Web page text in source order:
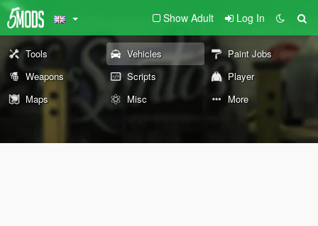
Show Adult Log In
Tools Vehicles
Paint Jobs
Weapons
Scripts
Player
Maps
Misc More